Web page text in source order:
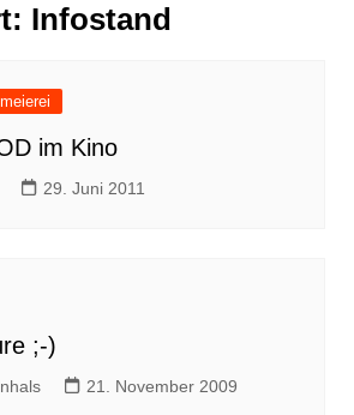
Infostand
im Kino
29. Juni 2011
;-)
21. November 2009